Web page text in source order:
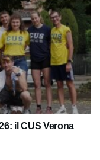
il CUS Verona